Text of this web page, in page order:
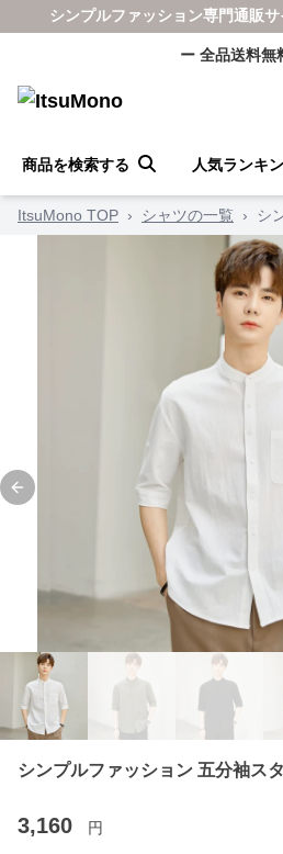
シンプルファッション専門通販
ー 全品送料無
商品を検索する 人気ランキ
ItsuMono TOP › シャツの一覧 › シ
Previous slide
シンプルファッション 五分袖ス
3,160 円